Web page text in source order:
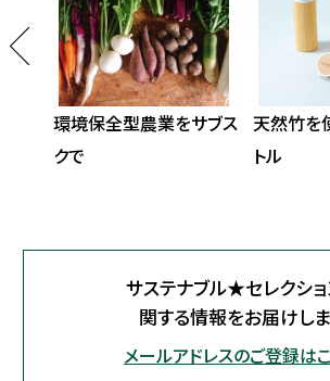
環境保全型農業をサブス
クで
天然竹を
トル
サステナブル★セレクシ
関する情報をお届けし
メールアドレスのご登録は